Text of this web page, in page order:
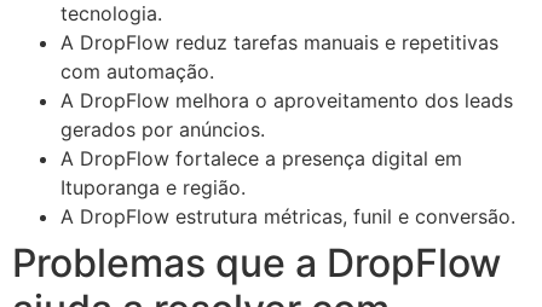
tecnologia.
A DropFlow reduz tarefas manuais e repetitivas
com automação.
A DropFlow melhora o aproveitamento dos leads
gerados por anúncios.
A DropFlow fortalece a presença digital em
Ituporanga e região.
A DropFlow estrutura métricas, funil e conversão.
Problemas que a DropFlow